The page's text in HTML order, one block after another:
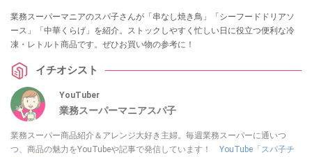
業務スーパーマニアのスパ子さんが「串なし焼き鳥」「シーフードドリアソ
ース」「中華くらげ」を紹介。ストックしやすく忙しい日に役立つ便利な冷
凍・レトルト商品です。ぜひお買い物の参考に！
イチオシスト
YouTuber
業務スーパーマニアスパ子
業務スーパー商品紹介＆アレンジ大好き主婦。毎週業務スーパーに通いつ
つ、商品の魅力をYouTubeや記事で発信しています！ YouTube「スパ子チ